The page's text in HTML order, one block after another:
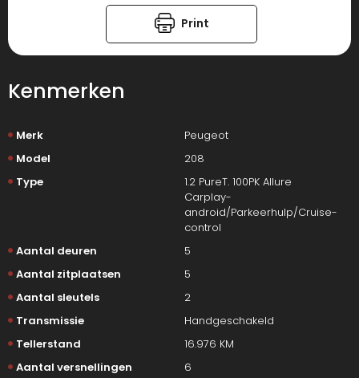
Print
Kenmerken
Merk
Peugeot
Model
208
Type
1.2 PureT. 100PK Allure
Carplay-
android/Parkeerhulp/Cruise-
control
Aantal deuren
5
Aantal zitplaatsen
5
Aantal sleutels
2
Transmissie
Handgeschakeld
Tellerstand
16.976 KM
Aantal versnellingen
6